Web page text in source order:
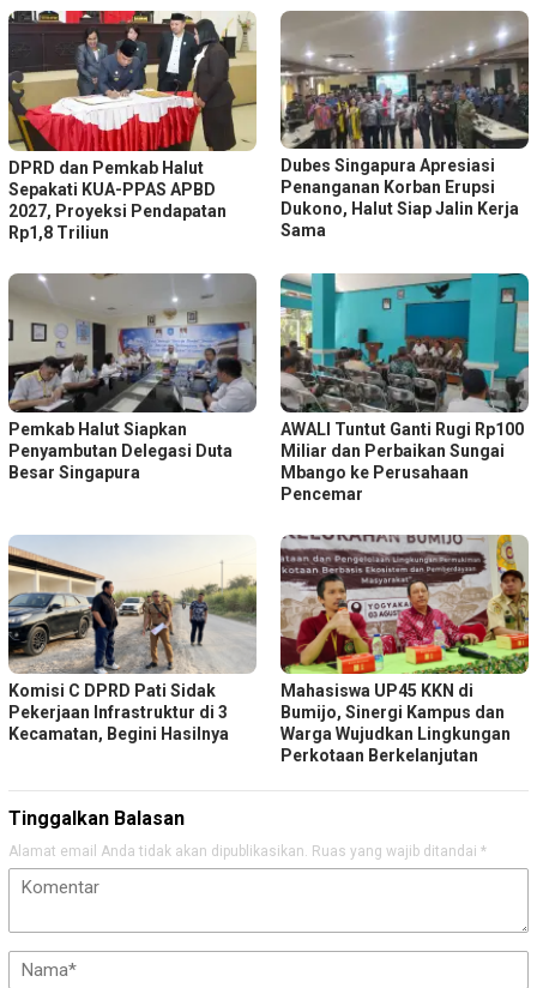
DPRD dan Pemkab Halut
Sepakati KUA-PPAS APBD
2027, Proyeksi Pendapatan
Rp1,8 Triliun
Dubes Singapura Apresiasi
Penanganan Korban Erupsi
Dukono, Halut Siap Jalin Kerja
Sama
Pemkab Halut Siapkan
Penyambutan Delegasi Duta
Besar Singapura
AWALI Tuntut Ganti Rugi Rp100
Miliar dan Perbaikan Sungai
Mbango ke Perusahaan
Pencemar
Komisi C DPRD Pati Sidak
Pekerjaan Infrastruktur di 3
Kecamatan, Begini Hasilnya
Mahasiswa UP45 KKN di
Bumijo, Sinergi Kampus dan
Warga Wujudkan Lingkungan
Perkotaan Berkelanjutan
Tinggalkan Balasan
Alamat email Anda tidak akan dipublikasikan. Ruas yang wajib ditandai *